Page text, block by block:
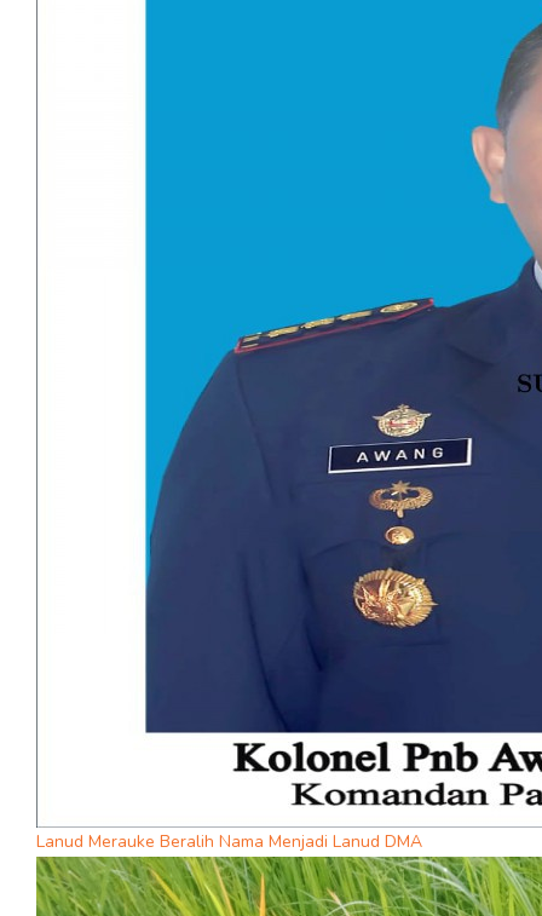
Lanud Merauke Beralih Nama Menjadi Lanud DMA